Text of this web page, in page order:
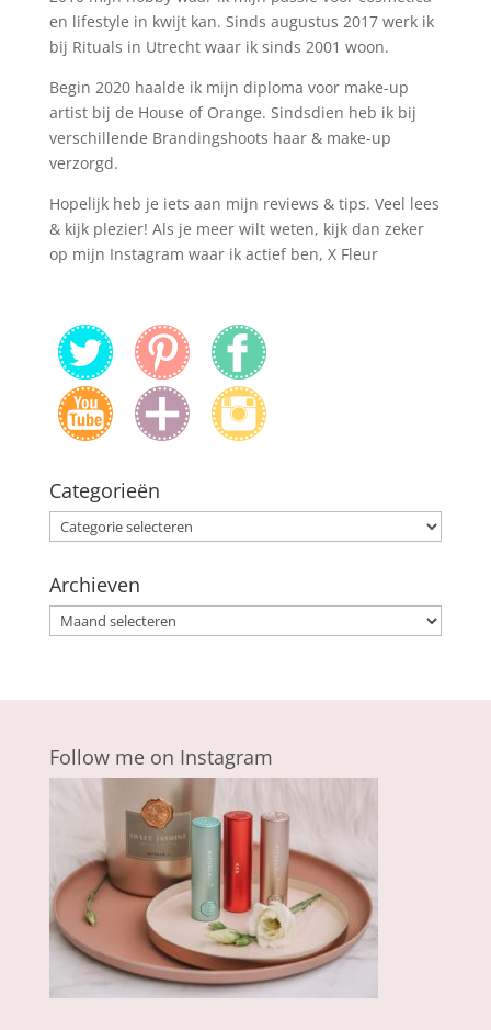
en lifestyle in kwijt kan. Sinds augustus 2017 werk ik
bij Rituals in Utrecht waar ik sinds 2001 woon.
Begin 2020 haalde ik mijn diploma voor make-up
artist bij de House of Orange. Sindsdien heb ik bij
verschillende Brandingshoots haar & make-up
verzorgd.
Hopelijk heb je iets aan mijn reviews & tips. Veel lees
& kijk plezier! Als je meer wilt weten, kijk dan zeker
op mijn Instagram waar ik actief ben, X Fleur
Categorieën
Categorieën
Archieven
Archieven
Follow me on Instagram